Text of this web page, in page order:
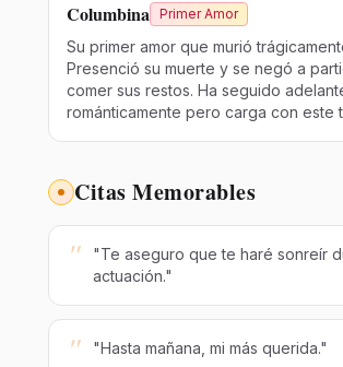
Columbina Primer Amor
Su primer amor que murió
Presenció su muerte y se negó a
comer sus restos. Ha seguido
románticamente pero carga con este
Citas Memorables
"
"Te aseguro que te haré sonreír
actuación."
"
"Hasta mañana, mi más querida."